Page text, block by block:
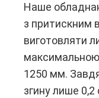
Наше
з притискним
виготовляти
1250 мм.
згину лише 0,2